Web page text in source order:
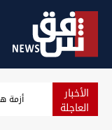
الأخبار
العاجلة أزمة هرمز..